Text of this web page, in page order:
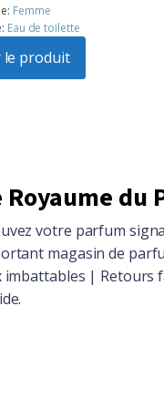
prix
actuel
est :
$94.15.
Femme
Eau de toilette
le produit
Royaume du
votre parfum
magasin de
imbattables | Retours